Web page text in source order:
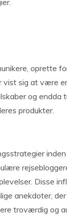
oprette
vist sig at være
og
produkter.
Disse
anekdoter,
troværdig og